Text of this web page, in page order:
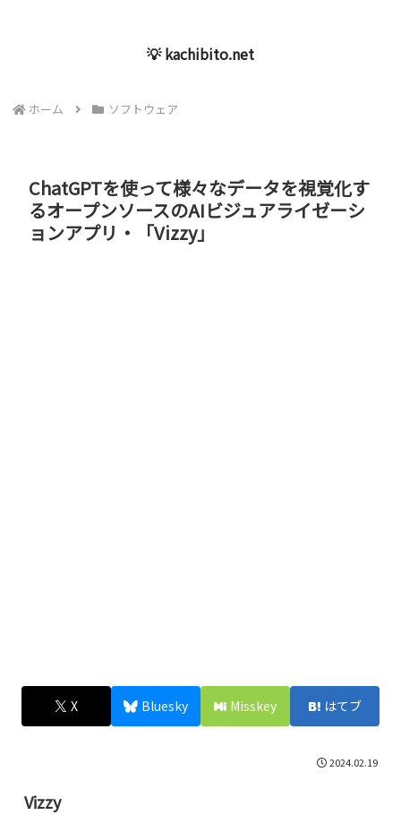
💡 kachibito.net
ホーム ソフトウェア
ChatGPTを使って様々なデータを視覚化す
るオープンソースのAIビジュアライゼーシ
ョンアプリ・「Vizzy」
X Bluesky Misskey はてブ
2024.02.19
Vizzy